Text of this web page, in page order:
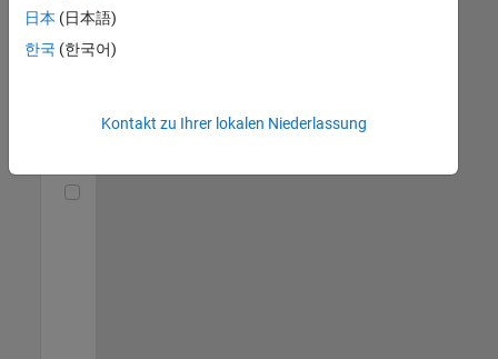
and Energy
Market
Developer
Marketing |
日本 (日本語)
한국 (한국어)
Kontakt zu Ihrer lokalen Niederlassung